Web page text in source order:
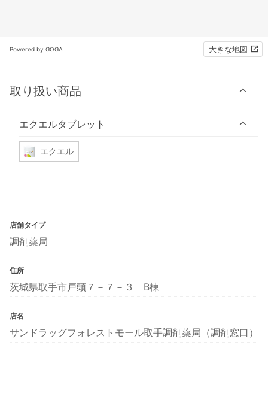
Powered by GOGA 大きな地図
取り扱い商品
エクエルタブレット
エクエル
店舗タイプ
調剤薬局
住所
茨城県取手市戸頭７－７－３ B棟
店名
サンドラッグフォレストモール取手調剤薬局（調剤窓口）